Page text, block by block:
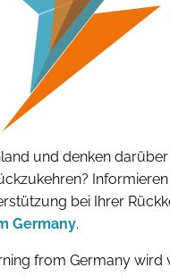
und denken
bei Ihrer
Germany.
from Germany wird